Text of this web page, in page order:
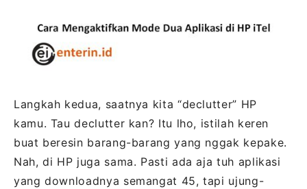
Langkah kedua, saatnya kita “declutter” HP
kamu. Tau declutter kan? Itu lho, istilah keren
buat beresin barang-barang yang nggak kepake.
Nah, di HP juga sama. Pasti ada aja tuh aplikasi
yang downloadnya semangat 45, tapi ujung-